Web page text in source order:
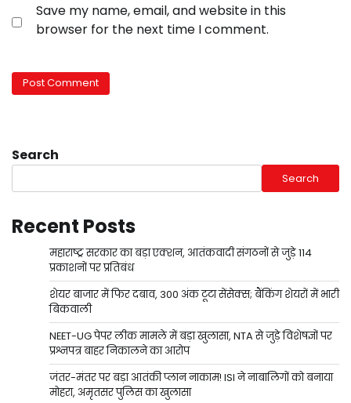
Save my name, email, and website in this
browser for the next time I comment.
Search
Search
Recent Posts
महाराष्ट्र सरकार का बड़ा एक्शन, आतंकवादी संगठनों से जुड़े 114
प्रकाशनों पर प्रतिबंध
शेयर बाजार में फिर दबाव, 300 अंक टूटा सेंसेक्स; बैंकिंग शेयरों में भारी
बिकवाली
NEET-UG पेपर लीक मामले में बड़ा खुलासा, NTA से जुड़े विशेषज्ञों पर
प्रश्नपत्र बाहर निकालने का आरोप
जंतर-मंतर पर बड़ा आतंकी प्लान नाकाम! ISI ने नाबालिगों को बनाया
मोहरा, अमृतसर पुलिस का खुलासा